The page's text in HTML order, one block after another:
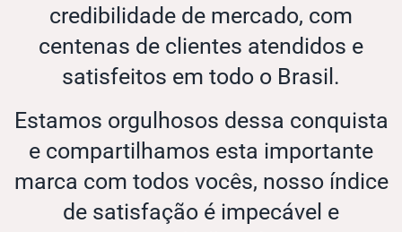
credibilidade de mercado, com
centenas de clientes atendidos e
satisfeitos em todo o Brasil.
Estamos orgulhosos dessa conquista
e compartilhamos esta importante
marca com todos vocês, nosso índice
de satisfação é impecável e